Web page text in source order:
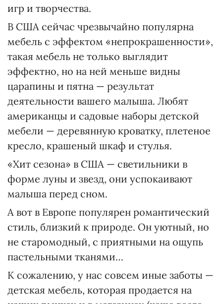
игр и творчества.
В США сейчас чрезвычайно популярна
мебель с эффектом «непрокрашенности»,
такая мебель не только выглядит
эффектно, но на ней меньше видны
царапины и пятна — результат
деятельности вашего малыша. Любят
американцы и садовые наборы детской
мебели — деревянную кроватку, плетеное
кресло, крашеный шкаф и стулья.
«Хит сезона» в США — светильники в
форме луны и звезд, они успокаивают
малыша перед сном.
А вот в Европе популярен романтический
стиль, близкий к природе. Он уютный, но
не старомодный, с приятными на ощупь
пастельными тканями…
К сожалению, у нас совсем иные заботы —
детская мебель, которая продается на